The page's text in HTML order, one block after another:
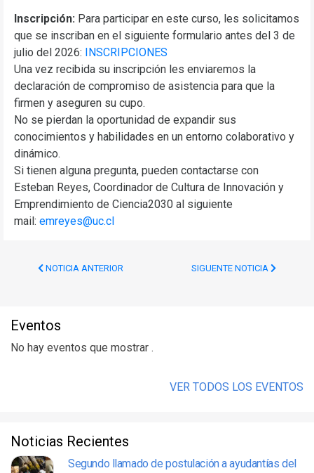
Inscripción: Para participar en este curso, les solicitamos
que se inscriban en el siguiente formulario antes del 3 de
julio del 2026:
INSCRIPCIONES
Una vez recibida su inscripción les enviaremos la
declaración de compromiso de asistencia para que la
firmen y aseguren su cupo.
No se pierdan la oportunidad de expandir sus
conocimientos y habilidades en un entorno colaborativo y
dinámico.
Si tienen alguna pregunta, pueden contactarse con
Esteban Reyes, Coordinador de Cultura de Innovación y
Emprendimiento de Ciencia2030 al siguiente
mail: emreyes@uc.cl
NOTICIA ANTERIOR SIGUENTE NOTICIA
Eventos
No hay eventos que mostrar .
VER TODOS LOS EVENTOS
Noticias Recientes
Segundo llamado de postulación a ayudantías del